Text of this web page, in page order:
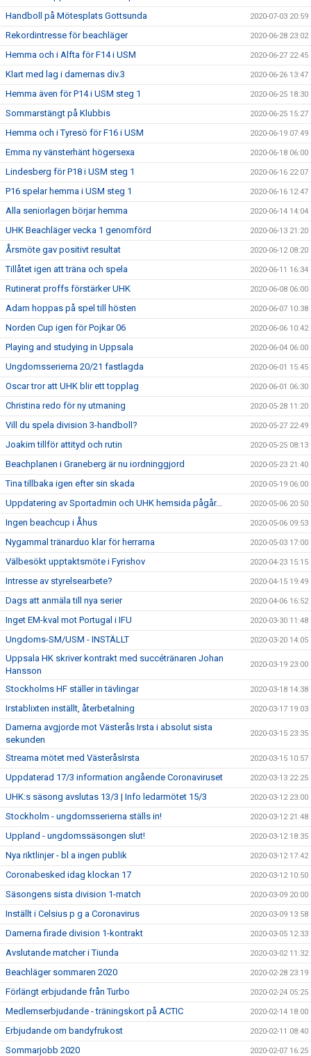
Handboll på Mötesplats Gottsunda 2020-07-03 20:59
Rekordintresse för beachläger 2020-06-28 23:02
Hemma och i Alfta för F14 i USM 2020-06-27 22:45
Klart med lag i damernas div.3 2020-06-26 13:47
Hemma även för P14 i USM steg 1 2020-06-25 18:30
Sommarstängt på Klubbis 2020-06-25 15:27
Hemma och i Tyresö för F16 i USM 2020-06-19 07:49
Emma ny vänsterhänt högersexa 2020-06-18 06:00
Lindesberg för P18 i USM steg 1 2020-06-16 22:07
P16 spelar hemma i USM steg 1 2020-06-16 12:47
Alla seniorlagen börjar hemma 2020-06-14 14:04
UHK Beachläger vecka 1 genomförd 2020-06-13 21:20
Årsmöte gav positivt resultat 2020-06-12 08:20
Tillåtet igen att träna och spela 2020-06-11 16:34
Rutinerat proffs förstärker UHK 2020-06-08 06:00
Adam hoppas på spel till hösten 2020-06-07 10:38
Norden Cup igen för Pojkar 06 2020-06-06 10:42
Playing and studying in Uppsala 2020-06-04 06:00
Ungdomsserierna 20/21 fastlagda 2020-06-01 15:45
Oscar tror att UHK blir ett topplag 2020-06-01 06:30
Christina redo för ny utmaning 2020-05-28 11:20
Vill du spela division 3-handboll? 2020-05-27 22:49
Joakim tillför attityd och rutin 2020-05-25 08:13
Beachplanen i Graneberg är nu iordninggjord 2020-05-23 21:40
Tina tillbaka igen efter sin skada 2020-05-19 06:00
Uppdatering av Sportadmin och UHK hemsida pågår... 2020-05-06 20:50
Ingen beachcup i Åhus 2020-05-06 09:53
Nygammal tränarduo klar för herrarna 2020-05-03 17:00
Välbesökt upptaktsmöte i Fyrishov 2020-04-23 15:15
Intresse av styrelsearbete? 2020-04-15 19:49
Dags att anmäla till nya serier 2020-04-06 16:52
Inget EM-kval mot Portugal i IFU 2020-03-30 11:48
Ungdoms-SM/USM - INSTÄLLT 2020-03-20 14:05
Uppsala HK skriver kontrakt med succétränaren Johan
Hansson
2020-03-19 23:00
Stockholms HF ställer in tävlingar 2020-03-18 14:38
Irstablixten inställt, återbetalning 2020-03-17 19:03
Damerna avgjorde mot Västerås Irsta i absolut sista
sekunden
2020-03-15 23:35
Streama mötet med VästeråsIrsta 2020-03-15 10:57
Uppdaterad 17/3 information angående Coronaviruset 2020-03-13 22:25
UHK:s säsong avslutas 13/3 | Info ledarmötet 15/3 2020-03-12 23:00
Stockholm - ungdomsserierna ställs in! 2020-03-12 21:48
Uppland - ungdomssäsongen slut! 2020-03-12 18:35
Nya riktlinjer - bl a ingen publik 2020-03-12 17:42
Coronabesked idag klockan 17 2020-03-12 10:50
Säsongens sista division 1-match 2020-03-09 20:00
Inställt i Celsius p g a Coronavirus 2020-03-09 13:58
Damerna firade division 1-kontrakt 2020-03-05 12:33
Avslutande matcher i Tiunda 2020-03-02 11:32
Beachläger sommaren 2020 2020-02-28 23:19
Förlängt erbjudande från Turbo 2020-02-24 05:25
Medlemserbjudande - träningskort på ACTIC 2020-02-14 18:00
Erbjudande om bandyfrukost 2020-02-11 08:40
Sommarjobb 2020 2020-02-07 16:25